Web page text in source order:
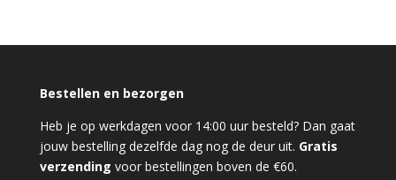
Bestellen en bezorgen
Heb je op werkdagen voor 14:00 uur besteld? Dan gaat
jouw bestelling dezelfde dag nog de deur uit. Gratis
verzending voor bestellingen boven de €60.